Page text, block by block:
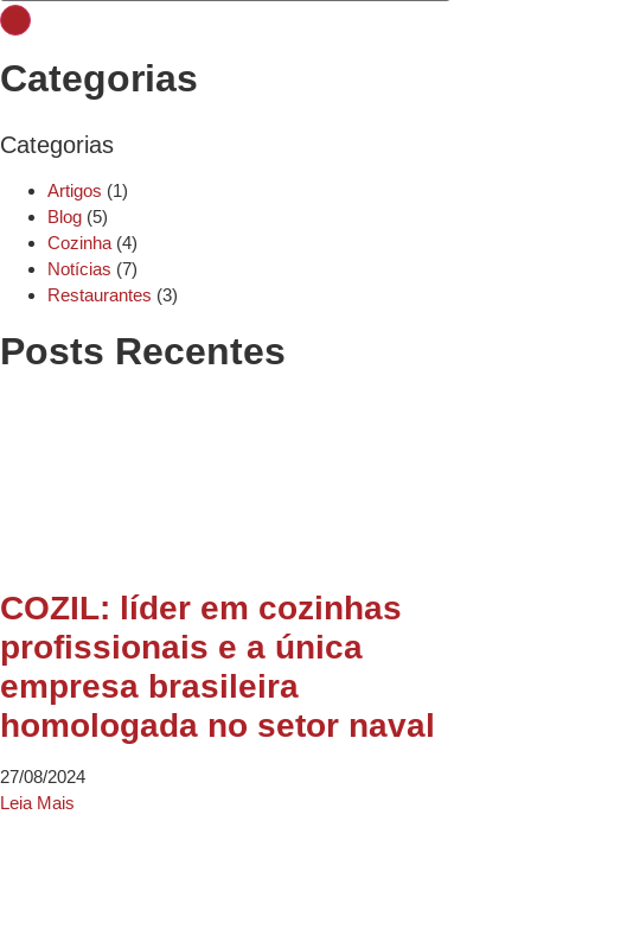
Categorias
Categorias
Artigos (1)
Blog(5)
Cozinha(4)
Notícias (7)
Restaurantes (3)
Posts Recentes
COZIL: líder em cozinhas
profissionais e a única
empresa brasileira
homologada no setor naval
27/08/2024
Leia Mais